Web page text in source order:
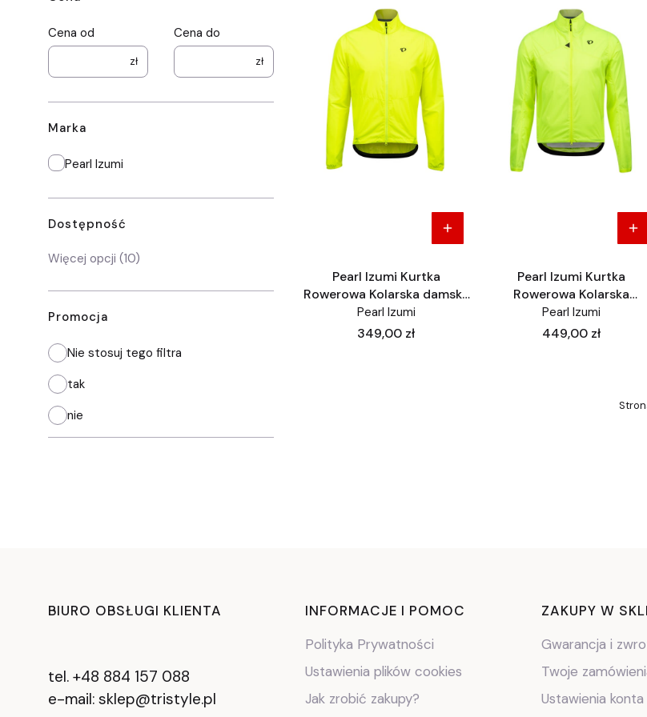
Cena od
zł
Cena do
zł
Marka
MarkaPearl Izumi
Dostępność
Dostępność
Więcej opcji (10)
Promocja
Nie stosuj tego filtra
tak
nie
Pearl Izumi Kurtka
Rowerowa Kolarska damska
M
Pearl Izumi
Cena
349,00 zł
Pearl Izumi Kurtka
Rowerowa Kolarska
Wiatrówka
Pearl Izumi
Cena
449,00 zł
BIURO OBSŁUGI KLIENTA
tel. +48 884 157 088
e-mail: sklep@tristyle.pl
Linki w stopce
INFORMACJE I POMOC
Polityka Prywatności
Ustawienia plików cookies
Jak zrobić zakupy?
ZAKUPY W
Gwarancja i
Twoje
Ustawienia konta